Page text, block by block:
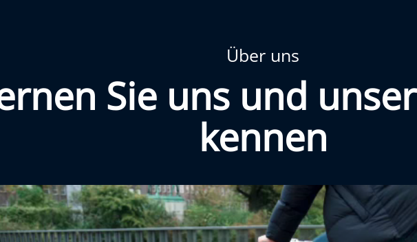
Über uns
Sie uns und
kennen